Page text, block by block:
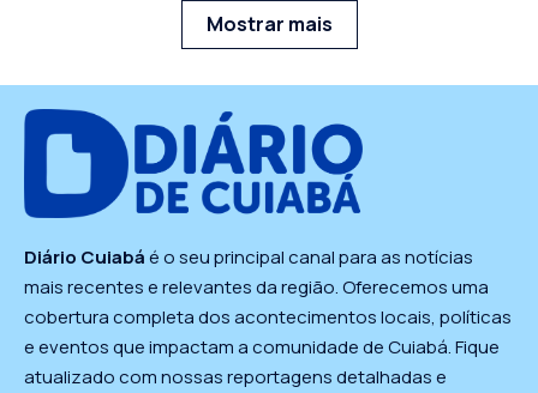
Mostrar mais
Diário Cuiabáé o seu principal canal para as notícias
mais recentes e relevantes da região. Oferecemos uma
cobertura completa dos acontecimentos locais, políticas
e eventos que impactam a comunidade de Cuiabá. Fique
atualizado com nossas reportagens detalhadas e